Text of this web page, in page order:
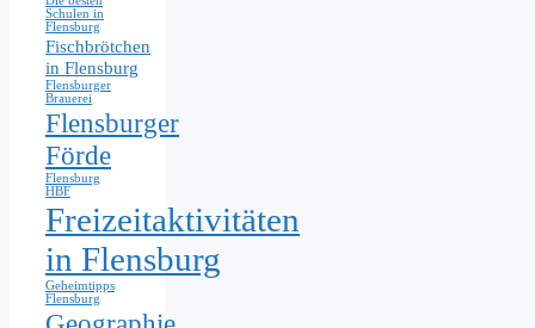
Schulen in
Flensburg
Fischbrötchen
in Flensburg
Flensburger
Brauerei
Flensburger
Förde
Flensburg
HBF
Freizeitaktivitäten
in Flensburg
Geheimtipps
Flensburg